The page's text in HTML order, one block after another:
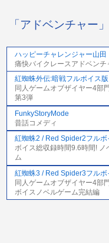
「アドベンチャー
ハッピーチャレンジャー山田
痛快バイクレースアドベンチ
紅蜘蛛外伝:暗戦フルボイス版
同人ゲームオブザイヤー4部
第3弾
FunkyStoryMode
昔話コメディ
紅蜘蛛2 / Red Spider2フルボ
ボイス総収録時間9.6時間!
ム
紅蜘蛛3 / Red Spider3フルボ
同人ゲームオブザイヤー4部
ボイスノベルゲーム完結編